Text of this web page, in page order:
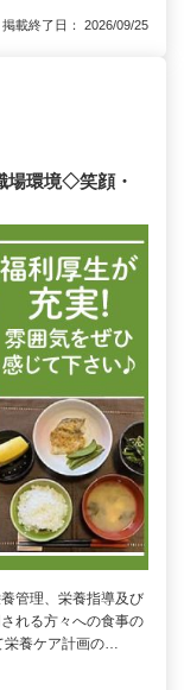
載終了日： 2026/09/25
場環境◇笑顔・
管理、栄養指導及び
れる方々への食事の
栄養ケア計画の…